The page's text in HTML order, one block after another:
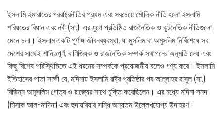
ইসলামি ইমারাতের পররাষ্ট্রনীতির প্রথম এবং সবচেয়ে মৌলিক নীতি হলো ইসলামি
শরিয়তের বিধান এবং নবী (সা.)-এর যুগে প্রতিষ্ঠিত রাজনৈতিক ও কূটনৈতিক নীতিগুলো
মেনে চলা। ইসলাম একটি পূর্ণাঙ্গ জীবনব্যবস্থা, যা মুসলিম বা অমুসলিম নির্বিশেষে সব
দেশের সাথেই শান্তিপূর্ণ, বাণিজ্যিক ও রাজনৈতিক সম্পর্ক স্থাপনের অনুমতি দেয় এবং
কিছু বিশেষ পরিস্থিতিতে এই ধরনের সম্পর্ককে প্রয়োজনীয় বলেও গণ্য করে। ইসলামি
ইতিহাসের পাতা সাক্ষী যে, মদিনায় ইসলামি রাষ্ট্র প্রতিষ্ঠার পর আল্লাহর রাসুল (সা.)
বিভিন্ন অমুসলিম গোত্র ও রাজ্যের সাথে চুক্তি করেছিলেন। এর মধ্যে মদিনা সনদ
(মিসাক আল-মাদিনা) এবং হুদায়বিয়ার সন্ধি অন্যতম উল্লেখযোগ্য উদাহরণ।